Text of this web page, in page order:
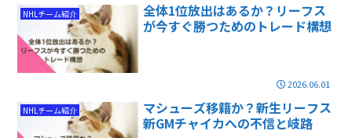
NHLチーム紹介
全体1位放出はあるか？リーフス
が今すぐ勝つためのトレード構想
2026.06.01
NHLチーム紹介
マシューズ移籍か？新生リーフス
新GMチャイカへの不信と岐路